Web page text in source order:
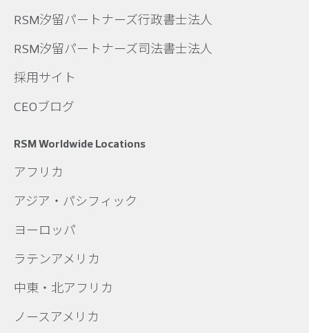
RSM汐留パートナーズ行政書士法人
RSM汐留パートナーズ司法書士法人
採用サイト
CEOブログ
RSM Worldwide Locations
アフリカ
アジア・パシフィック
ヨーロッパ
ラテンアメリカ
中東・北アフリカ
ノースアメリカ